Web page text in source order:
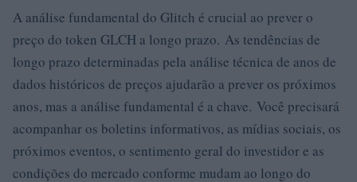
A análise fundamental do Glitch é crucial ao prever o
preço do token GLCH a longo prazo. As tendências de
longo prazo determinadas pela análise técnica de anos de
dados históricos de preços ajudarão a prever os próximos
anos, mas a análise fundamental é a chave. Você precisará
acompanhar os boletins informativos, as mídias sociais, os
próximos eventos, o sentimento geral do investidor e as
condições do mercado conforme mudam ao longo do